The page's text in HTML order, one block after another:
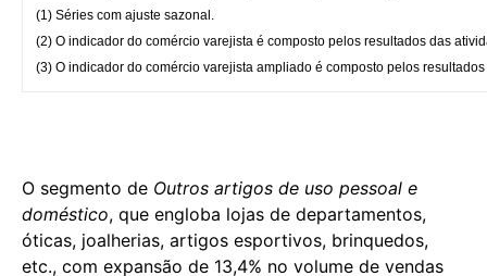
(1) Séries com ajuste sazonal.
(2) O indicador do comércio varejista é composto pelos resultados das
(3) O indicador do comércio varejista ampliado é composto pelos
O segmento de Outros artigos de uso pessoal e
doméstico, que engloba lojas de departamentos,
óticas, joalherias, artigos esportivos, brinquedos,
etc., com expansão de 13,4% no volume de vendas